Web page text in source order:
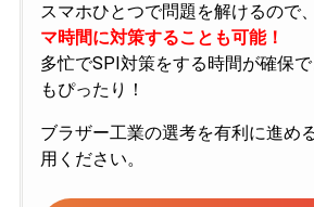
スマホひとつで問題を解けるので
マ時間に対策することも可能！
多忙でSPI対策をする時間が確保
もぴったり！
ブラザー工業の選考を有利に進め
用ください。